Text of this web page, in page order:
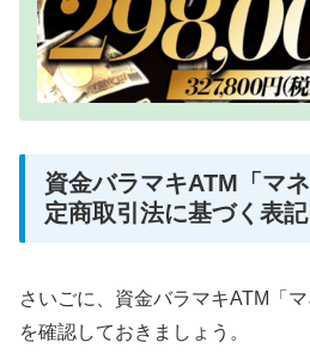
資金バラマキATM「マ
定商取引法に基づく表記
さいごに、資金バラマキATM「
を確認しておきましょう。